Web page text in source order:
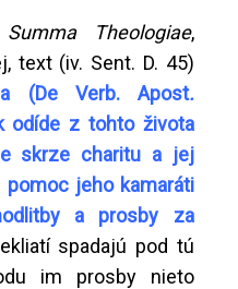
Summa Theologiae,
text (iv. Sent. D. 45)
(De Verb. Apost.
odíde z tohto života
skrze charitu a jej
pomoc jeho kamaráti
a prosby za
spadajú pod tú
im prosby nieto